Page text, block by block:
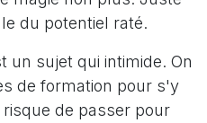
du potentiel raté.
un sujet qui intimide. On
de formation pour s'y
de passer pour